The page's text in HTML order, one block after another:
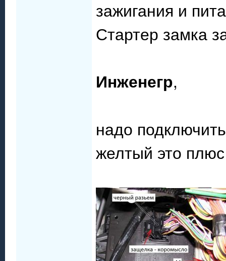
зажигания и
Стартер замка
Инженегр,
надо
желтый это